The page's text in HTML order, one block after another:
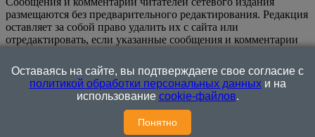
размещаются без предварительного редактирования. Редакция
оставляет за собой право удалить их с сайта или
отредактировать, если указанные сообщения и комментарии
или нарушением иных требований закона.
информационном ресурсе применяются рекомендательные
технологии (информационные технологии предоставления
информации на основе сбора, систематизации и анализа
сведений, относящихся к предпочтениям пользователей сети
"Интернет", находящихся на территории Российской
Оставаясь на сайте, вы подтверждаете свое согласие с
политикой обработки персональных данныхи на
использование cookie-файлов.
Понятно